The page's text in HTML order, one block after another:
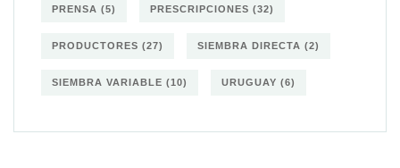
PRENSA (5) PRESCRIPCIONES (32)
PRODUCTORES (27) SIEMBRA DIRECTA (2)
SIEMBRA VARIABLE (10) URUGUAY (6)